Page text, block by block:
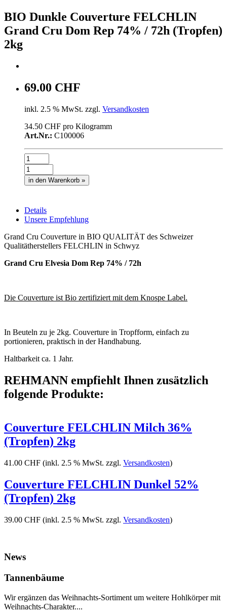
BIO Dunkle Couverture FELCHLIN
Grand Cru Dom Rep 74% / 72h (Tropfen)
2kg
69.00 CHF
inkl. 2.5 % MwSt. zzgl. Versandkosten
34.50 CHF pro Kilogramm
Art.Nr.: C100006
in den Warenkorb »
Details
Unsere Empfehlung
Grand Cru Couverture in BIO QUALITÄT des Schweizer
Qualitätherstellers FELCHLIN in Schwyz
Grand Cru Elvesia Dom Rep 74% / 72h
Die Couverture ist Bio zertifiziert mit dem Knospe Label.
In Beuteln zu je 2kg. Couverture in Tropfform, einfach zu
portionieren, praktisch in der Handhabung.
Haltbarkeit ca. 1 Jahr.
REHMANN empfiehlt Ihnen zusätzlich
folgende Produkte:
Couverture FELCHLIN Milch 36%
(Tropfen) 2kg
41.00 CHF (inkl. 2.5 % MwSt. zzgl. Versandkosten)
Couverture FELCHLIN Dunkel 52%
(Tropfen) 2kg
39.00 CHF (inkl. 2.5 % MwSt. zzgl. Versandkosten)
News
Tannenbäume
Wir ergänzen das Weihnachts-Sortiment um weitere Hohlkörper mit
Weihnachts-Charakter....